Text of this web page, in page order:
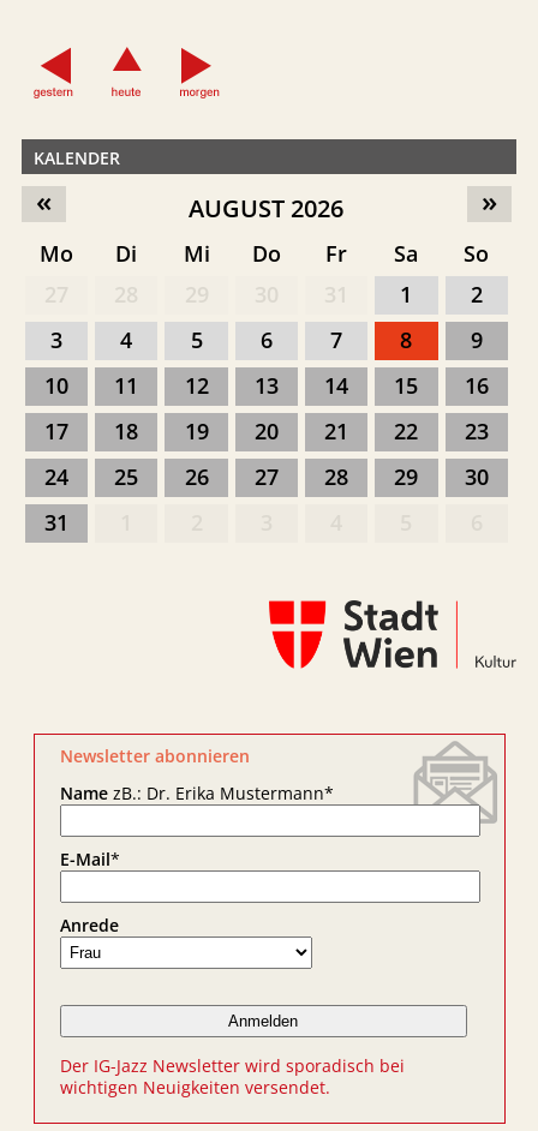
KALENDER
»
« AUGUST 2026
Mo Di Mi Do Fr Sa
So
1
2
3
4 5 6 7 8
9
10
11 12 13 14 15
16
17
18 19 20 21 22
23
24
25 26 27 28 29
30
31
Newsletter abonnieren
NamezB.: Dr. Erika Mustermann*
E-Mail*
Anrede
Der IG-Jazz Newsletter wird sporadisch bei
wichtigen Neuigkeiten versendet.